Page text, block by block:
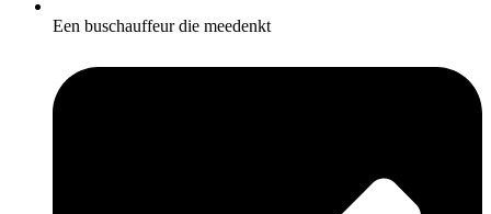
Een buschauffeur die meedenkt